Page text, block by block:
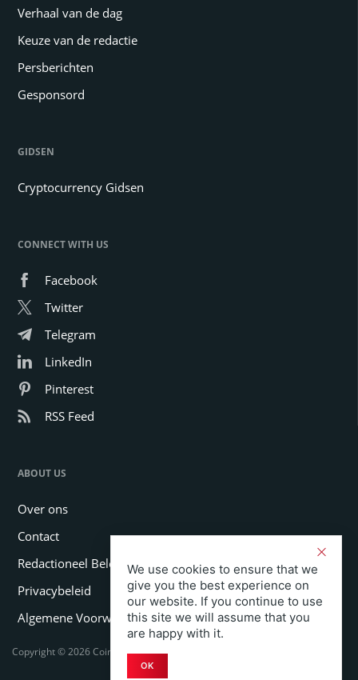
Verhaal van de dag
Keuze van de redactie
Persberichten
Gesponsord
GIDSEN
Cryptocurrency Gidsen
CONNECT WITH US
Facebook
Twitter
Telegram
LinkedIn
Pinterest
RSS Feed
ABOUT US
Over ons
Contact
Redactioneel Beleid
Privacybeleid
Algemene Voorwaarden
Copyright © 2026 Coinspeaker LTD. All rights reserved.
We use cookies to ensure that we
give you the best experience on
our website. If you continue to use
this site we will assume that you
are happy with it.
OK